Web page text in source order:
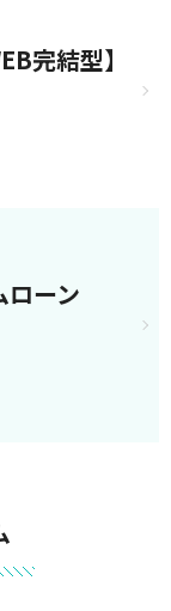
完結型】
ローン